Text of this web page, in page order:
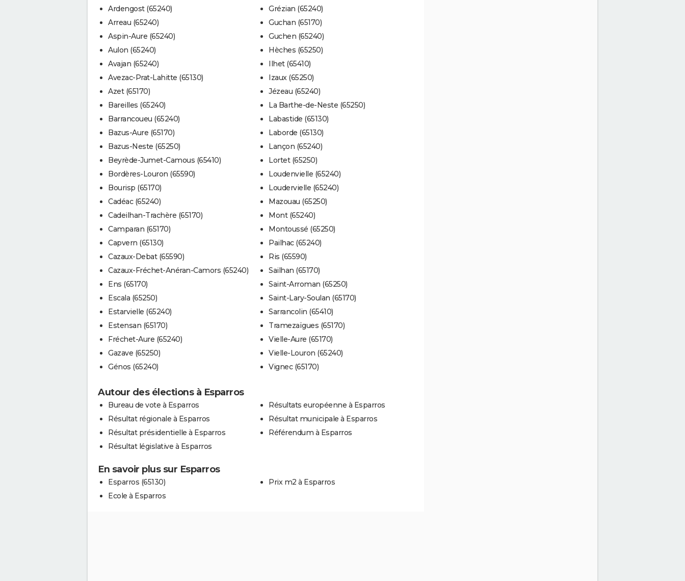
Ardengost (65240)
Arreau (65240)
Aspin-Aure (65240)
Aulon (65240)
Avajan (65240)
Avezac-Prat-Lahitte (65130)
Azet (65170)
Bareilles (65240)
Barrancoueu (65240)
Bazus-Aure (65170)
Bazus-Neste (65250)
Beyrède-Jumet-Camous (65410)
Bordères-Louron (65590)
Bourisp (65170)
Cadéac (65240)
Cadeilhan-Trachère (65170)
Camparan (65170)
Capvern (65130)
Cazaux-Debat (65590)
Cazaux-Fréchet-Anéran-Camors (65240)
Ens (65170)
Escala (65250)
Estarvielle (65240)
Estensan (65170)
Fréchet-Aure (65240)
Gazave (65250)
Génos (65240)
Grézian (65240)
Guchan (65170)
Guchen (65240)
Hèches (65250)
Ilhet (65410)
Izaux (65250)
Jézeau (65240)
La Barthe-de-Neste (65250)
Labastide (65130)
Laborde (65130)
Lançon (65240)
Lortet (65250)
Loudenvielle (65240)
Loudervielle (65240)
Mazouau (65250)
Mont (65240)
Montoussé (65250)
Pailhac (65240)
Ris (65590)
Sailhan (65170)
Saint-Arroman (65250)
Saint-Lary-Soulan (65170)
Sarrancolin (65410)
Tramezaïgues (65170)
Vielle-Aure (65170)
Vielle-Louron (65240)
Vignec (65170)
Autour des élections à Esparros
Bureau de vote à Esparros
Résultat régionale à Esparros
Résultat présidentielle à Esparros
Résultat législative à Esparros
Résultats européenne à Esparros
Résultat municipale à Esparros
Référendum à Esparros
En savoir plus sur Esparros
Esparros (65130)
Ecole à Esparros
Prix m2 à Esparros